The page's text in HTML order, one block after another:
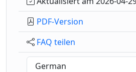
PDF-Version
FAQ teilen